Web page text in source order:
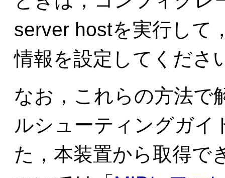
server hostを実行して
情報を設定してくださ
なお，これらの方法で
ルシューティングガイ
た，本装置から取得で